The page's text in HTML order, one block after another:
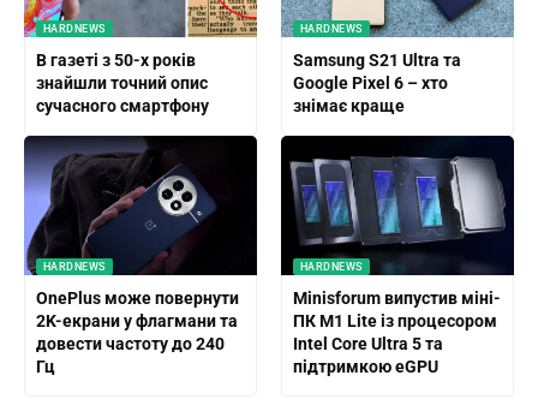
HARDNEWS
В газеті з 50-х років
знайшли точний опис
сучасного смартфону
HARDNEWS
Samsung S21 Ultra та
Google Pixel 6 – хто
знімає краще
HARDNEWS
OnePlus може повернути
2K-екрани у флагмани та
довести частоту до 240
Гц
HARDNEWS
Minisforum випустив міні-
ПК M1 Lite із процесором
Intel Core Ultra 5 та
підтримкою eGPU